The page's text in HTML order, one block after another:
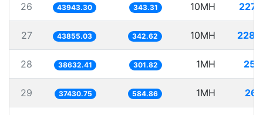
26 43943.30 343.31 10MH
27 43855.03 342.62 10MH
28 38632.41 301.82 1MH
29 37430.75 584.86 1MH